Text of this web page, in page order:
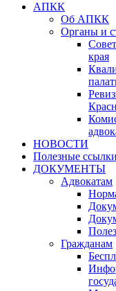
АПКК
Об АПКК
Органы и
края
НОВОСТИ
Полезные ссылки
ДОКУМЕНТЫ
Адвокатам
Гражданам